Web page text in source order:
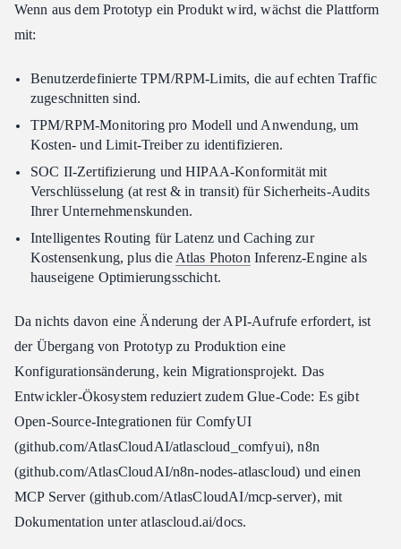
Wenn aus dem Prototyp ein Produkt wird, wächst die Plattform
mit:
Benutzerdefinierte TPM/RPM-Limits, die auf echten Traffic
zugeschnitten sind.
TPM/RPM-Monitoring pro Modell und Anwendung, um
Kosten- und Limit-Treiber zu identifizieren.
SOC II-Zertifizierung und HIPAA-Konformität mit
Verschlüsselung (at rest & in transit) für Sicherheits-Audits
Ihrer Unternehmenskunden.
Intelligentes Routing für Latenz und Caching zur
Kostensenkung, plus die Atlas Photon Inferenz-Engine als
hauseigene Optimierungsschicht.
Da nichts davon eine Änderung der API-Aufrufe erfordert, ist
der Übergang von Prototyp zu Produktion eine
Konfigurationsänderung, kein Migrationsprojekt. Das
Entwickler-Ökosystem reduziert zudem Glue-Code: Es gibt
Open-Source-Integrationen für ComfyUI
(github.com/AtlasCloudAI/atlascloud_comfyui), n8n
(github.com/AtlasCloudAI/n8n-nodes-atlascloud) und einen
MCP Server (github.com/AtlasCloudAI/mcp-server), mit
Dokumentation unter atlascloud.ai/docs.